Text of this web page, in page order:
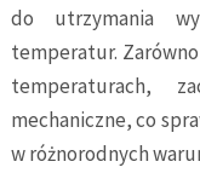
do utrzymania
temperatur.
temperaturach,
mechaniczne, co
w różnorodnych